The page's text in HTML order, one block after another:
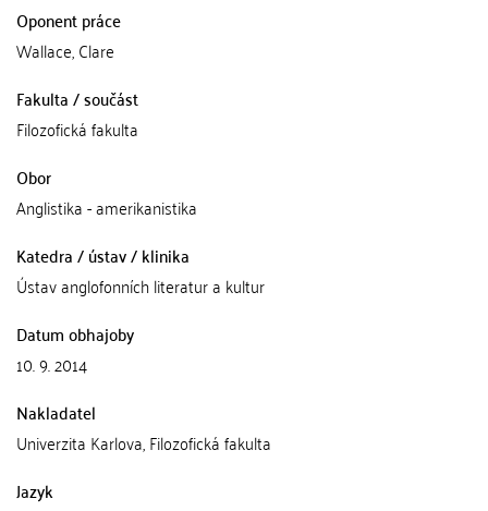
Oponent práce
Wallace, Clare
Fakulta / součást
Filozofická fakulta
Obor
Anglistika - amerikanistika
Katedra / ústav / klinika
Ústav anglofonních literatur a kultur
Datum obhajoby
10. 9. 2014
Nakladatel
Univerzita Karlova, Filozofická fakulta
Jazyk